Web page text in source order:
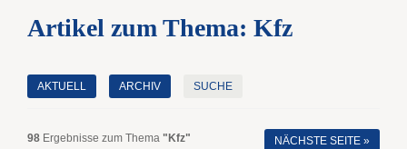
Artikel zum Thema: Kfz
AKTUELL ARCHIV SUCHE
98 Ergebnisse zum Thema "Kfz"
NÄCHSTE SEITE »